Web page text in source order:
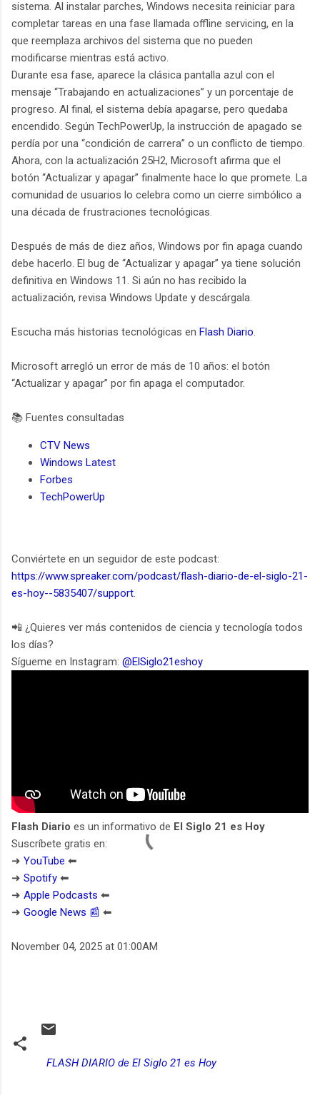
sistema. Al instalar parches, Windows necesita reiniciar para
completar tareas en una fase llamada offline servicing, en la
que reemplaza archivos del sistema que no pueden
modificarse mientras está activo.
Durante esa fase, aparece la clásica pantalla azul con el
mensaje “Trabajando en actualizaciones” y un porcentaje de
progreso. Al final, el sistema debía apagarse, pero quedaba
encendido. Según TechPowerUp, la instrucción de apagado se
perdía por una “condición de carrera” o un conflicto de tiempo.
Ahora, con la actualización 25H2, Microsoft afirma que el
botón “Actualizar y apagar” finalmente hace lo que promete. La
comunidad de usuarios lo celebra como un cierre simbólico a
una década de frustraciones tecnológicas.
Después de más de diez años, Windows por fin apaga cuando
debe hacerlo. El bug de “Actualizar y apagar” ya tiene solución
definitiva en Windows 11. Si aún no has recibido la
actualización, revisa Windows Update y descárgala.
Escucha más historias tecnológicas en Flash Diario.
Microsoft arregló un error de más de 10 años: el botón
“Actualizar y apagar” por fin apaga el computador.
📚 Fuentes consultadas
CTV News
Windows Latest
Forbes
TechPowerUp
Conviértete en un seguidor de este podcast:
https://www.spreaker.com/podcast/flash-diario-de-el-siglo-21-
es-hoy--5835407/support.
📲 ¿Quieres ver más contenidos de ciencia y tecnología todos
los días?
Sígueme en Instagram: @ElSiglo21eshoy
Flash Diario es un informativo de El Siglo 21 es Hoy
Suscríbete gratis en:
➜ YouTube ⬅︎
➜ Spotify ⬅︎
➜ Apple Podcasts ⬅︎
➜ Google News 📰 ⬅︎
November 04, 2025 at 01:00AM
FLASH DIARIO de El Siglo 21 es Hoy